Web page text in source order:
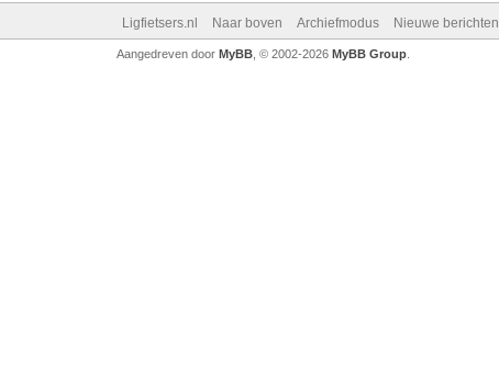
Ligfietsers.nl Naar boven Archiefmodus Nieuwe berichten
Aangedreven door MyBB, © 2002-2026 MyBB Group.